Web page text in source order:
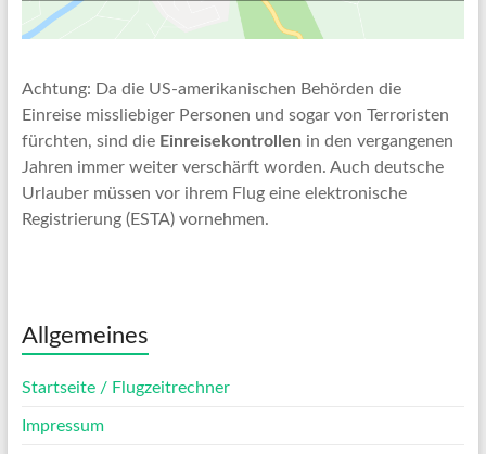
Achtung: Da die US-amerikanischen Behörden die
Einreise missliebiger Personen und sogar von Terroristen
fürchten, sind die Einreisekontrollen in den vergangenen
Jahren immer weiter verschärft worden. Auch deutsche
Urlauber müssen vor ihrem Flug eine elektronische
Registrierung (ESTA) vornehmen.
Allgemeines
Startseite / Flugzeitrechner
Impressum